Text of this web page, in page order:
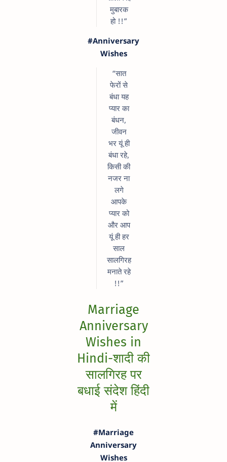
मुबारक
हो !!”
#Anniversary
Wishes
“सात
फेरों से
बंधा यह
प्यार का
बंधन,
जीवन
भर यूं ही
बंधा रहे,
किसी की
नजर ना
लगे
आपके
प्यार को
और आप
यूं ही हर
साल
सालगिरह
मनाते रहे
!!”
Marriage
Anniversary
Wishes in
Hindi-शादी की
सालगिरह पर
बधाई संदेश हिंदी
में
#Marriage
Anniversary
Wishes